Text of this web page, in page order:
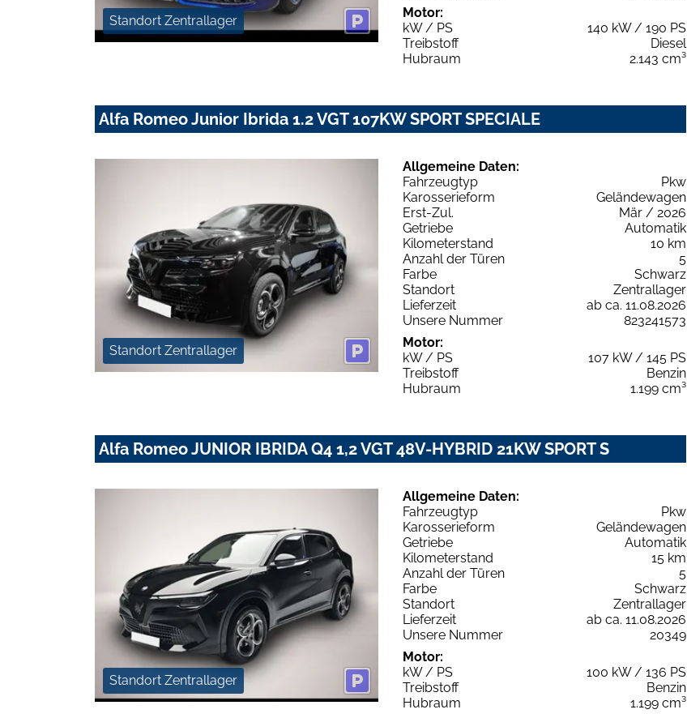
Standort Zentrallager
Motor:
kW / PS
140 kW / 190 PS
Treibstoff
Diesel
Hubraum
2.143 cm³
Alfa Romeo Junior Ibrida 1.2 VGT 107KW SPORT SPECIALE
Standort Zentrallager
Allgemeine Daten:
Fahrzeugtyp
Pkw
Karosserieform
Geländewagen
Erst-Zul.
Mär / 2026
Getriebe
Automatik
Kilometerstand
10 km
Anzahl der Türen
5
Farbe
Schwarz
Standort
Zentrallager
Lieferzeit
ab ca. 11.08.2026
Unsere Nummer
823241573
Motor:
kW / PS
107 kW / 145 PS
Treibstoff
Benzin
Hubraum
1.199 cm³
Alfa Romeo JUNIOR IBRIDA Q4 1,2 VGT 48V-HYBRID 21KW SPORT S
Standort Zentrallager
Allgemeine Daten:
Fahrzeugtyp
Pkw
Karosserieform
Geländewagen
Getriebe
Automatik
Kilometerstand
15 km
Anzahl der Türen
5
Farbe
Schwarz
Standort
Zentrallager
Lieferzeit
ab ca. 11.08.2026
Unsere Nummer
20349
Motor:
kW / PS
100 kW / 136 PS
Treibstoff
Benzin
Hubraum
1.199 cm³